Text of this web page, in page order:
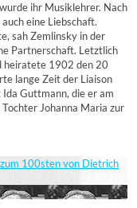
ihr Musiklehrer. Nach
eine Liebschaft.
sah Zemlinsky in der
Partnerschaft. Letztlich
heiratete 1902 den 20
lange Zeit der Liaison
Guttmann, die er am
Johanna Maria zur
100sten von Dietrich